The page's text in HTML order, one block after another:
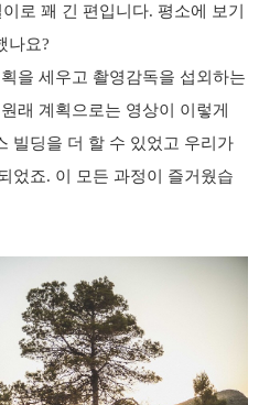
이로 꽤 긴 편입니다. 평소에 보기
나요?
을 세우고 촬영감독을 섭외하는
원래 계획으로는 영상이 이렇게
빌딩을 더 할 수 있었고 우리가
었죠. 이 모든 과정이 즐거웠습